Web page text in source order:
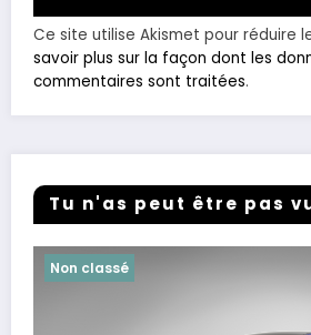
Ce site utilise Akismet pour réduire
savoir plus sur la façon dont les
commentaires sont traitées.
Tu n'as peut être pas
Non classé